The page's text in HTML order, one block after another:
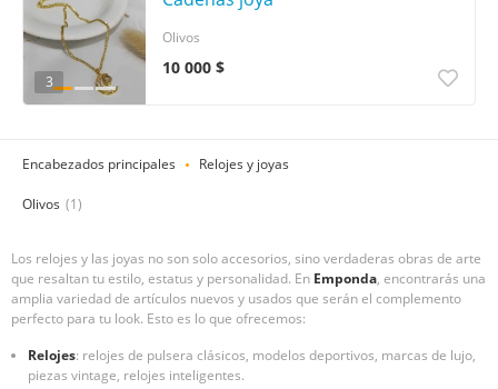
3
10 000 $
Olivos
Encabezados principales Relojes y joyas
Olivos (1)
Los relojes y las joyas no son solo accesorios, sino verdaderas obras de arte
que resaltan tu estilo, estatus y personalidad. En Emponda, encontrarás una
amplia variedad de artículos nuevos y usados que serán el complemento
perfecto para tu look. Esto es lo que ofrecemos:
Relojes: relojes de pulsera clásicos, modelos deportivos, marcas de lujo,
piezas vintage, relojes inteligentes.